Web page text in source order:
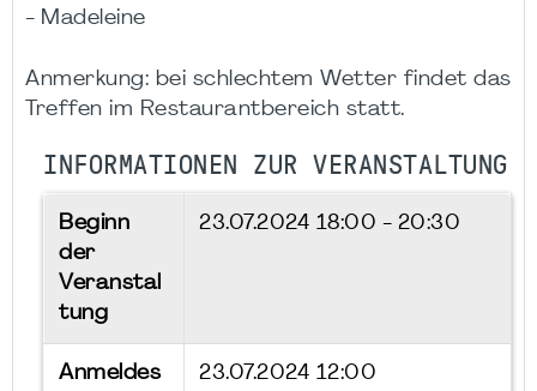
- Madeleine
Anmerkung: bei schlechtem Wetter findet das
Treffen im Restaurantbereich statt.
INFORMATIONEN ZUR VERANSTALTUNG
Beginn
der
Veranstal
tung
23.07.2024 18:00 - 20:30
Anmeldes
23.07.2024 12:00